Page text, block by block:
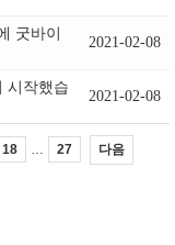
굿바이
2021-02-08
시작했습
2021-02-08
18 27 다음